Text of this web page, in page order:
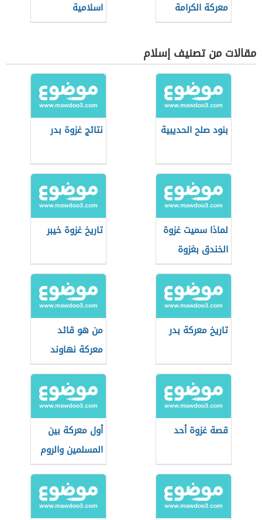
معركة الكرامة
اسلامية
مقالات من تصنيف إسلام
بنود صلح الحديبية نتائج غزوة بدر
لماذا سميت غزوة
الخندق بغزوة
الأحزاب
تاريخ غزوة خيبر
تاريخ معركة بدر
من هو قائد
معركة نهاوند
قصة غزوة أحد
أول معركة بين
المسلمين والروم